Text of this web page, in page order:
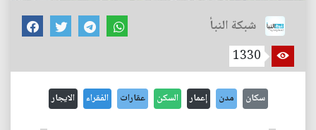
شبكة النبأ
1330
سكان مدن إعمار السكن عقارات الفقراء الايجار